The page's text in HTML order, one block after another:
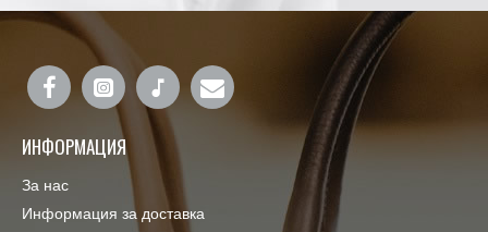
ИНФОРМАЦИЯ
За нас
Информация за доставка